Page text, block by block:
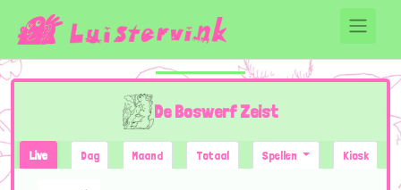
De Boswerf Zeist
Live Dag Maand Totaal Spellen Kiosk